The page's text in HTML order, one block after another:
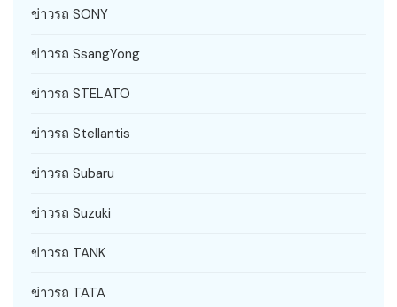
ข่าวรถ SONY
ข่าวรถ SsangYong
ข่าวรถ STELATO
ข่าวรถ Stellantis
ข่าวรถ Subaru
ข่าวรถ Suzuki
ข่าวรถ TANK
ข่าวรถ TATA